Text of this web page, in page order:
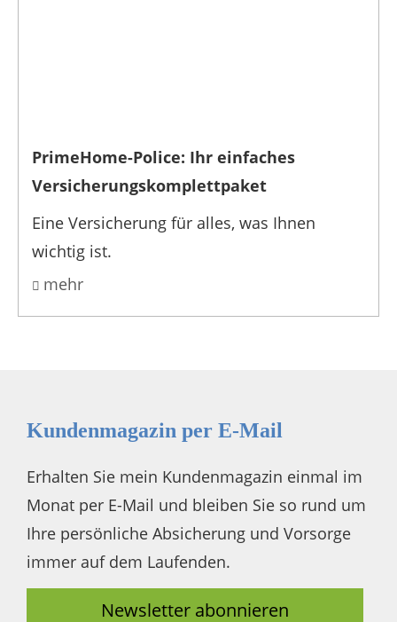
PrimeHome-Police: Ihr einfaches
Versicherungskomplettpaket
Eine Versicherung für alles, was Ihnen
wichtig ist.
mehr
Kundenmagazin per E-Mail
Erhalten Sie mein Kundenmagazin einmal im
Monat per E-Mail und bleiben Sie so rund um
Ihre persönliche Absicherung und Vorsorge
immer auf dem Laufenden.
Newsletter abonnieren